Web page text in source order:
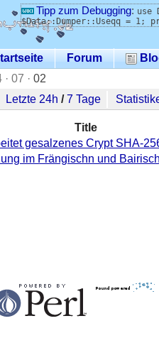
Tipp zum Debugging: use
$Data::Dumper::Useqq = 1;
Forum
· 07 · 02
Letzte 24h /7 Tage
Title
gesalzenes Crypt SHA-
im Frängischn und